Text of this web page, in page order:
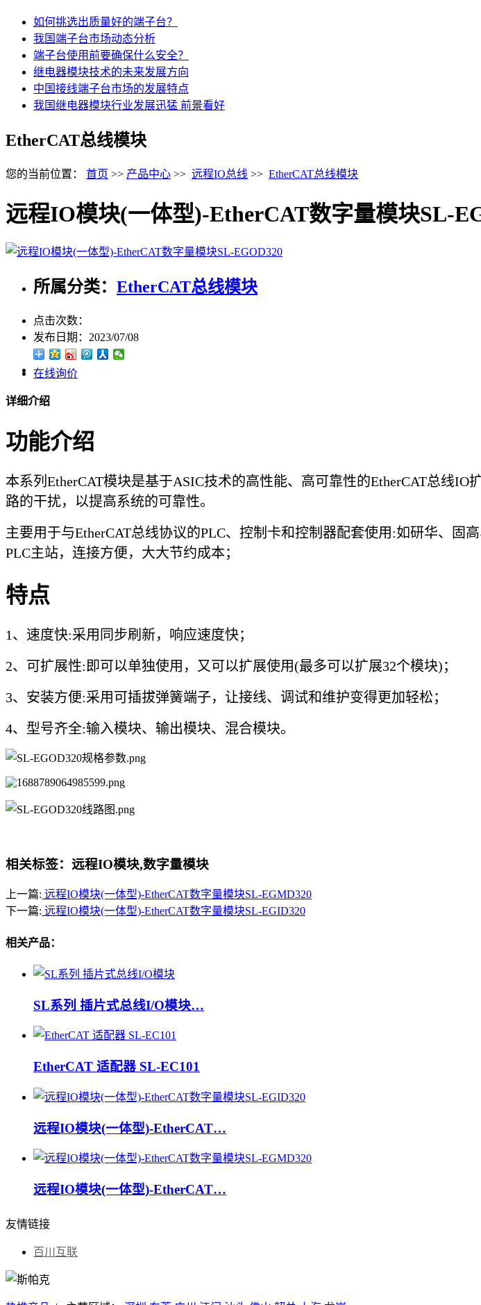
如何挑选出质量好的端子台？
我国端子台市场动态分析
端子台使用前要确保什么安全？
继电器模块技术的未来发展方向
中国接线端子台市场的发展特点
我国继电器模块行业发展迅猛 前景看好
EtherCAT总线模块
您的当前位置： 首页 >> 产品中心 >> 远程IO总线 >> EtherCAT总线模块
远程IO模块(一体型)-EtherCAT数字量模块SL-
所属分类： EtherCAT总线模块
点击次数：
发布日期： 2023/07/08
在线询价
详细介绍
功能介绍
本系列EtherCAT模块是基于ASIC技术的高性能、高可靠性的EtherCAT总线
路的干扰，以提高系统的可靠性。
主要用于与EtherCAT总线协议的PLC、控制卡和控制器配套使用:如研华、固
PLC主站，连接方便，大大节约成本；
特点
1、速度快:采用同步刷新，响应速度快；
2、可扩展性:即可以单独使用，又可以扩展使用(最多可以扩展32个模块)；
3、安装方便:采用可插拔弹簧端子，让接线、调试和维护变得更加轻松；
4、型号齐全:输入模块、输出模块、混合模块。
相关标签：远程IO模块,数字量模块
上一篇: 远程IO模块(一体型)-EtherCAT数字量模块SL-EGMD320
下一篇: 远程IO模块(一体型)-EtherCAT数字量模块SL-EGID320
相关产品：
SL系列 插片式总线I/O模块…
EtherCAT 适配器 SL-EC101
远程IO模块(一体型)-EtherCAT…
远程IO模块(一体型)-EtherCAT…
友情链接
百川互联